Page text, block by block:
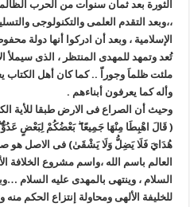
الثورة بعد ثمان سنوات من الحرب
،،وبعد التقدم العلمى والتكنولوجى
الإسلامية ، وبعد أن ادركوا أنها دولة
تُعد وتمهد للمهدى المنتظر ، الذى سيملأ
ملئت ظلماَ وجوراّ .. كما كان أهل الكتاب
وأله كما يعرفون أبناءهم .
وحيث أن الصراع فى الارض طبقا للأية
( قَالَ اهْبِطَا مِنْهَا جَمِيعًا ۖ بَعْضُكُمْ لِبَعْضٍ
هُدَايَ فَلَا يَضِلُّ وَلَا يَشْقَىٰ) فى الاصل هو
العالم باسم الله ،واسم مشروع الخلافة
السلام ، وينتهى بالمهدى عليه السلام
للخليفة الألهى ومحاولة إنتزاع الحكم